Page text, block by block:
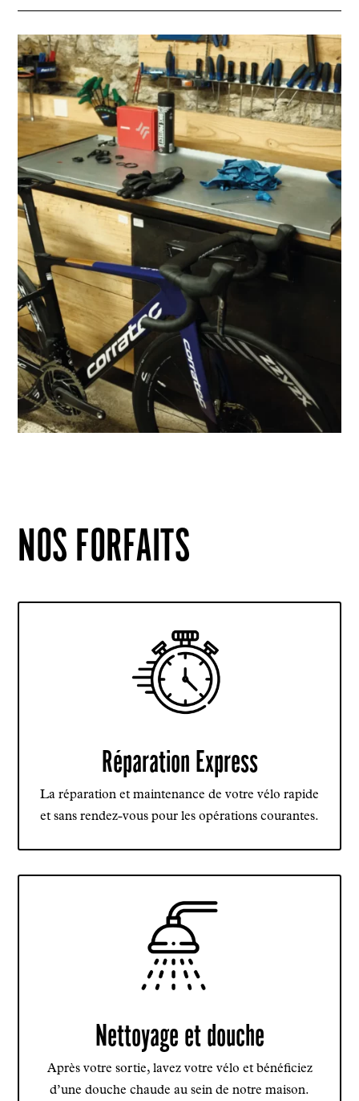
NOS FORFAITS
Réparation Express
La réparation et maintenance de votre vélo rapide
et sans rendez-vous pour les opérations courantes.
Nettoyage et douche
Après votre sortie, lavez votre vélo et bénéficiez
d’une douche chaude au sein de notre maison.